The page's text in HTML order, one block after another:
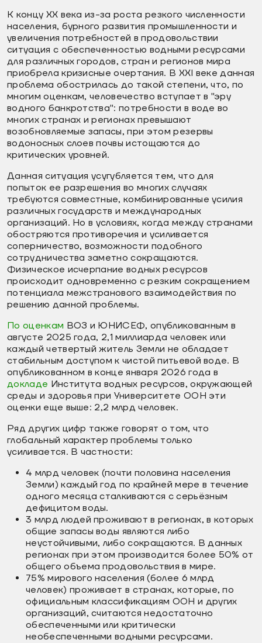
К концу XX века из-за роста резкого численности
населения, бурного развития промышленности и
увеличения потребностей в продовольствии
ситуация с обеспеченностью водными ресурсами
для различных городов, стран и регионов мира
приобрела кризисные очертания. В XXI веке данная
проблема обострилась до такой степени, что, по
многим оценкам, человечество вступает в "эру
водного банкротства": потребности в воде во
многих странах и регионах превышают
возобновляемые запасы, при этом резервы
водоносных слоев почвы истощаются до
критических уровней.
Данная ситуация усугубляется тем, что для
попыток ее разрешения во многих случаях
требуются совместные, комбинированные усилия
различных государств и международных
организаций. Но в условиях, когда между странами
обостряются противоречия и усиливается
соперничество, возможности подобного
сотрудничества заметно сокращаются.
Физическое исчерпание водных ресурсов
происходит одновременно с резким сокращением
потенциала межстранового взаимодействия по
решению данной проблемы.
По оценкам ВОЗ и ЮНИСЕФ, опубликованным в
августе 2025 года, 2,1 миллиарда человек или
каждый четвертый житель Земли не обладает
стабильным доступом к чистой питьевой воде. В
опубликованном в конце января 2026 года в
докладе Института водных ресурсов, окружающей
среды и здоровья при Университете ООН эти
оценки еще выше: 2,2 млрд человек.
Ряд других цифр также говорят о том, что
глобальный характер проблемы только
усиливается. В частности:
4 млрд человек (почти половина населения
Земли) каждый год по крайней мере в течение
одного месяца сталкиваются с серьёзным
дефицитом воды.
3 млрд людей проживают в регионах, в которых
общие запасы воды являются либо
неустойчивыми, либо сокращаются. В данных
регионах при этом производится более 50% от
общего объема продовольствия в мире.
75% мирового населения (более 6 млрд
человек) проживает в странах, которые, по
официальным классификациям ООН и других
организаций, считаются недостаточно
обеспеченными или критически
необеспеченными водными ресурсами.